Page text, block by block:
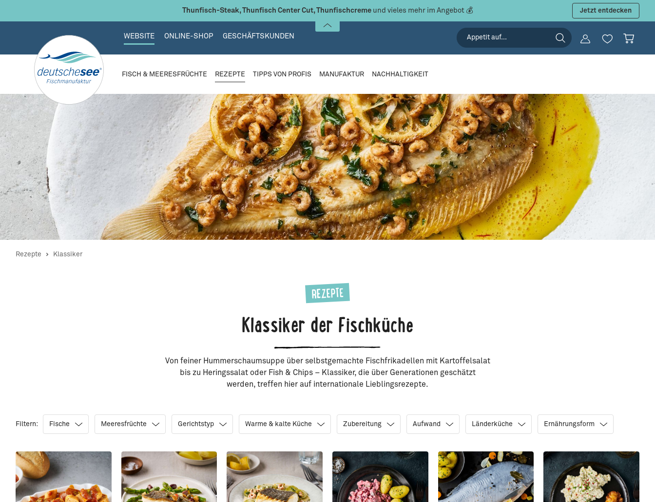
Thunfisch-Steak, Thunfisch Center Cut, Thunfischcreme und vieles mehr im Angebot 💰 Jetzt entdecken
WEBSITE ONLINE-SHOP GESCHÄFTSKUNDEN
FISCH & MEERESFRÜCHTE REZEPTE TIPPS VON PROFIS MANUFAKTUR NACHHALTIGKEIT
Rezepte Klassiker
REZEPTE
Klassiker der Fischküche
Von feiner Hummerschaumsuppe über selbstgemachte Fischfrikadellen mit Kartoffelsalat
bis zu Heringssalat oder Fish & Chips – Klassiker, die über Generationen geschätzt
werden, treffen hier auf internationale Lieblingsrezepte.
Filtern: Fische Meeresfrüchte Gerichtstyp Warme & kalte Küche Zubereitung Aufwand Länderküche Ernährungsform